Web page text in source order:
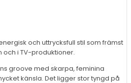
och uttrycksfull stil som främst
och i TV-produktioner.
groove med skarpa, feminina
känsla. Det ligger stor tyngd på